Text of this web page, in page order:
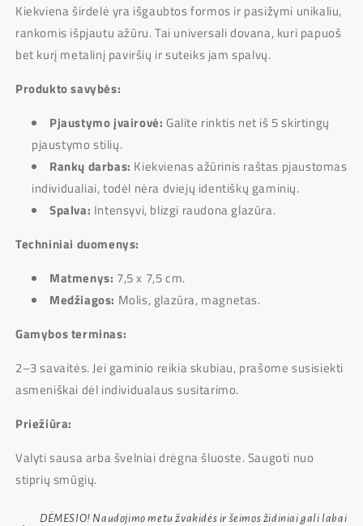
Kiekviena širdelė yra išgaubtos formos ir pasižymi unikaliu,
rankomis išpjautu ažūru. Tai universali dovana, kuri papuoš
bet kurį metalinį paviršių ir suteiks jam spalvų.
Produkto savybės:
Pjaustymo įvairovė: Galite rinktis net iš 5 skirtingų
pjaustymo stilių.
Rankų darbas: Kiekvienas ažūrinis raštas pjaustomas
individualiai, todėl nėra dviejų identiškų gaminių.
Spalva: Intensyvi, blizgi raudona glazūra.
Techniniai duomenys:
Matmenys: 7,5 x 7,5 cm.
Medžiagos: Molis, glazūra, magnetas.
Gamybos terminas:
2–3 savaitės. Jei gaminio reikia skubiau, prašome susisiekti
asmeniškai dėl individualaus susitarimo.
Priežiūra:
Valyti sausa arba švelniai drėgna šluoste. Saugoti nuo
stiprių smūgių.
DĖMESIO! Naudojimo metu žvakidės ir šeimos židiniai gali labai